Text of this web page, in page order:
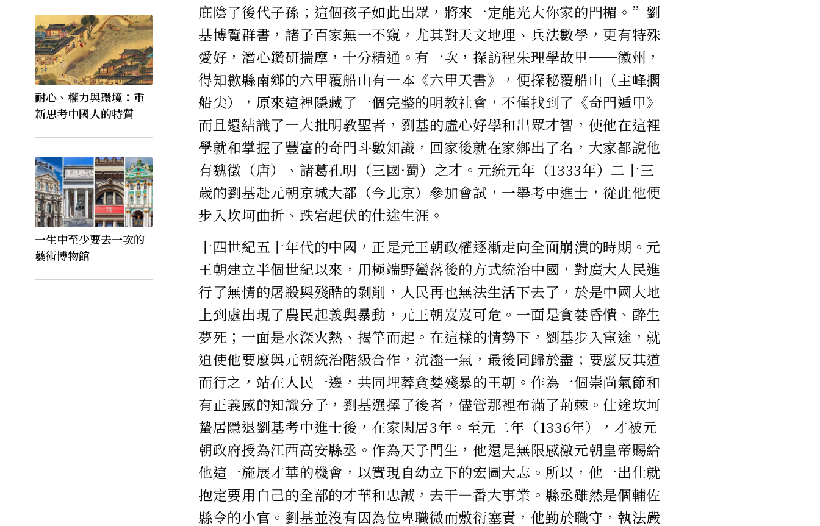
耐心、權力與環境：重
新思考中國人的特質
一生中至少要去一次的
藝術博物館
庇陰了後代子孫；這個孩子如此出眾，將來一定能光大你家的門楣。”劉
基博覽群書，諸子百家無一不窺，尤其對天文地理、兵法數學，更有特殊
愛好，潛心鑽研揣摩，十分精通。有一次，探訪程朱理學故里──徽州，
得知歙縣南鄉的六甲覆船山有一本《六甲天書》，便探秘覆船山（主峰擱
船尖），原來這裡隱藏了一個完整的明教社會，不僅找到了《奇門遁甲》
而且還結識了一大批明教聖者，劉基的虛心好學和出眾才智，使他在這裡
學就和掌握了豐富的奇門斗數知識，回家後就在家鄉出了名，大家都說他
有魏徵（唐）、諸葛孔明（三國·蜀）之才。元統元年（1333年）二十三
歲的劉基赴元朝京城大都（今北京）參加會試，一舉考中進士，從此他便
步入坎坷曲折、跌宕起伏的仕途生涯。
十四世紀五十年代的中國，正是元王朝政權逐漸走向全面崩潰的時期。元
王朝建立半個世紀以來，用極端野蠻落後的方式統治中國，對廣大人民進
行了無情的屠殺與殘酷的剝削，人民再也無法生活下去了，於是中國大地
上到處出現了農民起義與暴動，元王朝岌岌可危。一面是貪婪昏憒、醉生
夢死；一面是水深火熱、揭竿而起。在這樣的情勢下，劉基步入宦途，就
迫使他要麼與元朝統治階級合作，沆瀣一氣，最後同歸於盡；要麼反其道
而行之，站在人民一邊，共同埋葬貪婪殘暴的王朝。作為一個崇尚氣節和
有正義感的知識分子，劉基選擇了後者，儘管那裡布滿了荊棘。仕途坎坷
蟄居隱退劉基考中進士後，在家閑居3年。至元二年（1336年），才被元
朝政府授為江西高安縣丞。作為天子門生，他還是無限感激元朝皇帝賜給
他這一施展才華的機會，以實現自幼立下的宏圖大志。所以，他一出仕就
抱定要用自己的全部的才華和忠誠，去干—番大事業。縣丞雖然是個輔佐
縣令的小官。劉基並沒有因為位卑職微而敷衍塞責，他勤於職守，執法嚴